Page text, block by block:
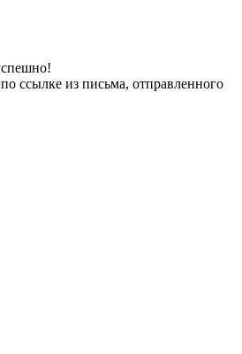
ссылке из письма, отправленного